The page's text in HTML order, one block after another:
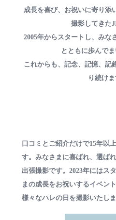
成長を喜び、お祝いに寄り添
撮影してきた
2005年からスタートし、みな
とともに歩んでま
これからも、記念、記憶、記
り続けま
口コミとご紹介だけで15年以
す。みなさまに喜ばれ、選ば
出張撮影です。2023年にはス
まの成長をお祝いするイベン
様々なハレの日を撮影いたしま